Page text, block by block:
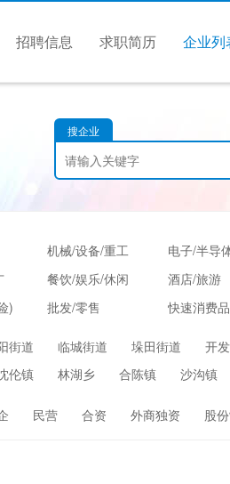
招聘信息 求职简历 企业列
搜企业
机械/设备/重工
餐饮/娱乐/休闲
酒店/旅游
)
批发/零售
动化
会展/博览
摄影/婚庆
位
非盈利机构/行业协会 农业/渔业/
街道 临城街道 垛田街道
开
伦镇 林湖乡 合陈镇 沙沟镇
民营 合资 外商独资 股